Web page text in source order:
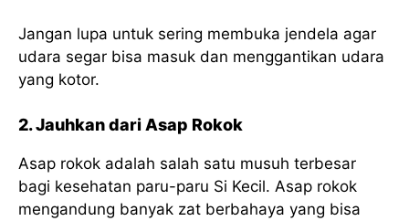
Jangan lupa untuk sering membuka jendela agar
udara segar bisa masuk dan menggantikan udara
yang kotor.
2. Jauhkan dari Asap Rokok
Asap rokok adalah salah satu musuh terbesar
bagi kesehatan paru-paru Si Kecil. Asap rokok
mengandung banyak zat berbahaya yang bisa